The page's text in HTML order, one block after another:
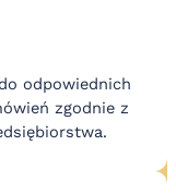
odpowiednich
zgodnie z